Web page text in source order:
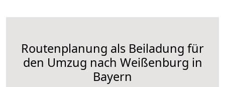
Routenplanung als Beiladung für
den Umzug nach Weißenburg in
Bayern